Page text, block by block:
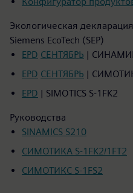
Экологическая
Siemens EcoTech (SEP)
EPD СЕНТЯБРЬ |
EPD СЕНТЯБРЬ |
EPD | SIMOTICS S-1FK2
Руководства
SINAMICS S210
СИМОТИКА S-1FK2/1FT2
СИМОТИКС S-1FS2